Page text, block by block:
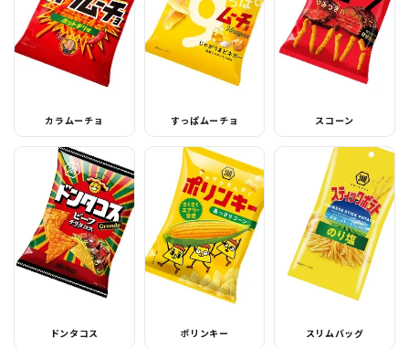
カラムーチョ すっぱムーチョ スコーン
ドンタコス ポリンキー スリムバッグ